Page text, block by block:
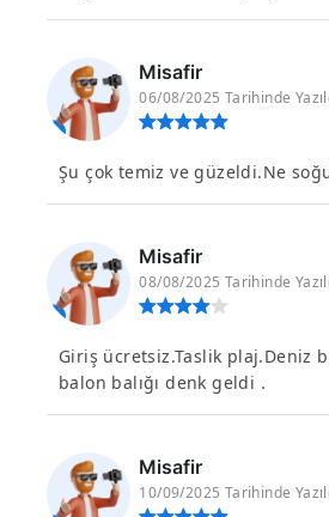
Misafir
06/08/2025 Tarihinde
Şu çok temiz ve güzeldi.Ne
Misafir
08/08/2025 Tarihinde
Giriş ücretsiz.Taslik plaj.Deniz
balon balığı denk geldi .
Misafir
10/09/2025 Tarihinde